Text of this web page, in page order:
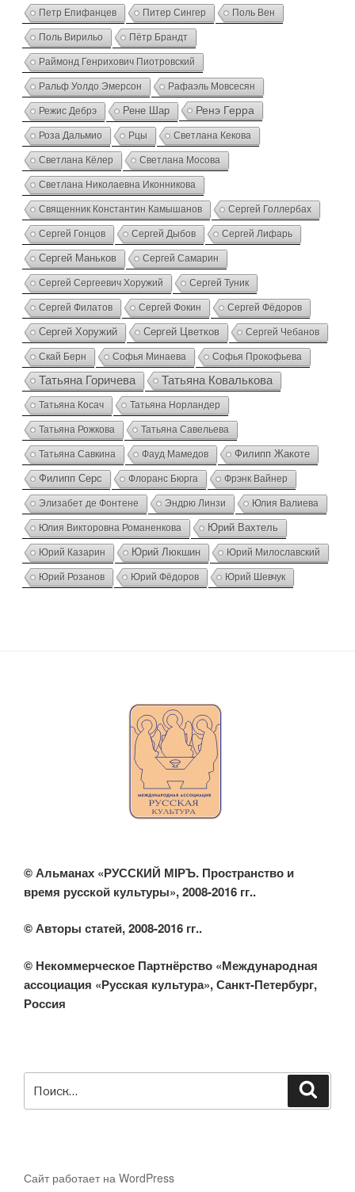
Петр Епифанцев Питер Сингер Поль Вен
Поль Вирильо Пётр Брандт
Раймонд Генрихович Пиотровский
Ральф Уолдо Эмерсон Рафаэль Мовсесян
Режис Дебрэ Рене Шар Ренэ Герра
Роза Дальмио Рцы Светлана Кекова
Светлана Кёлер Светлана Мосова
Светлана Николаевна Иконникова
Священник Константин Камышанов Сергей Голлербах
Сергей Гонцов Сергей Дыбов Сергей Лифарь
Сергей Маньков Сергей Самарин
Сергей Сергеевич Хоружий Сергей Туник
Сергей Филатов Сергей Фокин Сергей Фёдоров
Сергей Хоружий Сергей Цветков Сергей Чебанов
Скай Берн Софья Минаева Софья Прокофьева
Татьяна Горичева Татьяна Ковалькова
Татьяна Косач Татьяна Норландер
Татьяна Рожкова Татьяна Савельева
Татьяна Савкина Фауд Мамедов Филипп Жакоте
Филипп Серс Флоранс Бюрга Фрэнк Вайнер
Элизабет де Фонтене Эндрю Линзи Юлия Валиева
Юлия Викторовна Романенкова Юрий Вахтель
Юрий Казарин Юрий Люкшин Юрий Милославский
Юрий Розанов Юрий Фёдоров Юрий Шевчук
© Альманах «РУССКИЙ МIРЪ. Пространство и
время русской культуры», 2008-2016 гг..
© Авторы статей, 2008-2016 гг..
© Некоммерческое Партнёрство «Международная
ассоциация «Русская культура», Санкт-Петербург,
Россия
Сайт работает на WordPress